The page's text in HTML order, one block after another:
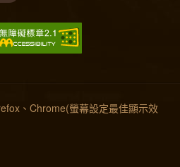
、Chrome(螢幕設定最佳顯示效